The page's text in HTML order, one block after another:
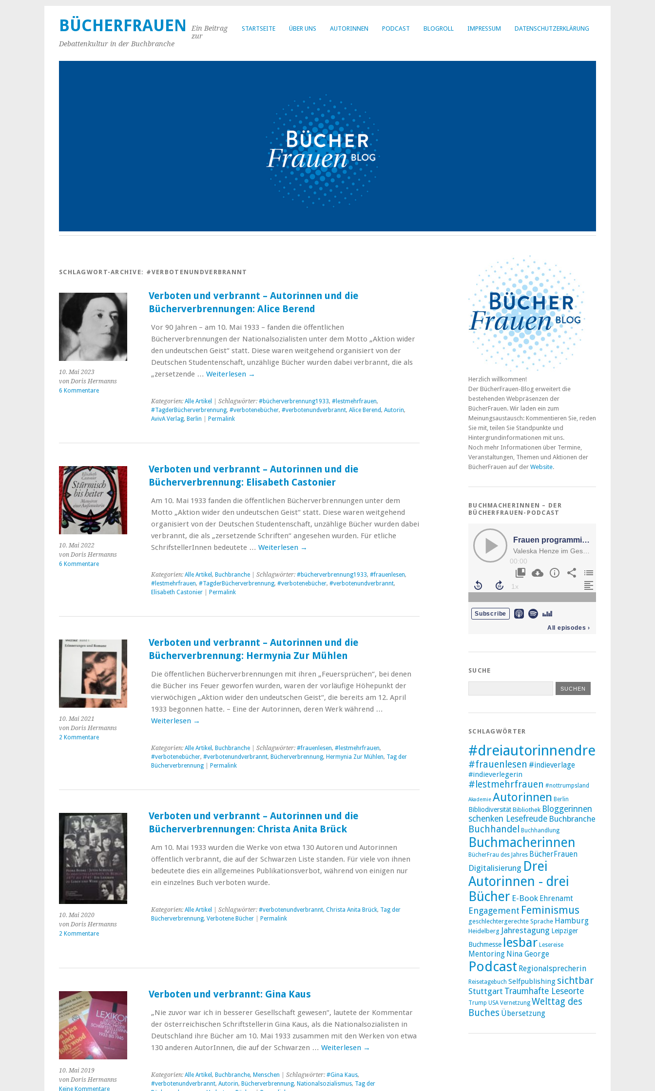
STARTSEITE ÜBER UNS AUTORINNEN PODCAST BLOGROLL IMPRESSUM DATENSCHUTZERKLÄRUNG
BÜCHERFRAUEN
Ein Beitrag
zur
Debattenkultur in der Buchbranche
SCHLAGWORT-ARCHIVE: #VERBOTENUNDVERBRANNT
10. Mai 2023
von Doris Hermanns
6 Kommentare
Verboten und verbrannt – Autorinnen und die
Bücherverbrennungen: Alice Berend
Vor 90 Jahren – am 10. Mai 1933 – fanden die öffentlichen
Bücherverbrennungen der Nationalsozialisten unter dem Motto „Aktion wider
den undeutschen Geist“ statt. Diese waren weitgehend organisiert von der
Deutschen Studentenschaft, unzählige Bücher wurden dabei verbrannt, die als
„zersetzende … Weiterlesen →
Kategorien: Alle Artikel | Schlagwörter: #bücherverbrennung1933, #lestmehrfrauen,
#TagderBücherverbrennung, #verbotenebücher, #verbotenundverbrannt, Alice Berend, Autorin,
AvivA Verlag, Berlin Permalink
10. Mai 2022
von Doris Hermanns
6 Kommentare
Verboten und verbrannt – Autorinnen und die
Bücherverbrennung: Elisabeth Castonier
Am 10. Mai 1933 fanden die öffentlichen Bücherverbrennungen unter dem
Motto „Aktion wider den undeutschen Geist“ statt. Diese waren weitgehend
organisiert von der Deutschen Studentenschaft, unzählige Bücher wurden dabei
verbrannt, die als „zersetzende Schriften“ angesehen wurden. Für etliche
SchrifstellerInnen bedeutete … Weiterlesen →
Kategorien: Alle Artikel , Buchbranche| Schlagwörter: #bücherverbrennung1933, #frauenlesen,
#lestmehrfrauen, #TagderBücherverbrennung, #verbotenebücher, #verbotenundverbrannt,
Elisabeth Castonier| Permalink
10. Mai 2021
von Doris Hermanns
2 Kommentare
Verboten und verbrannt – Autorinnen und die
Bücherverbrennung: Hermynia Zur Mühlen
Die öffentlichen Bücherverbrennungen mit ihren „Feuersprüchen“, bei denen
die Bücher ins Feuer geworfen wurden, waren der vorläufige Höhepunkt der
vierwöchigen „Aktion wider den undeutschen Geist“, die bereits am 12. April
1933 begonnen hatte. – Eine der Autorinnen, deren Werk während …
Weiterlesen →
Kategorien: Alle Artikel , Buchbranche| Schlagwörter: #frauenlesen, #lestmehrfrauen,
#verbotenebücher, #verbotenundverbrannt, Bücherverbrennung, Hermynia Zur Mühlen, Tag der
Bücherverbrennung| Permalink
10. Mai 2020
von Doris Hermanns
2 Kommentare
Verboten und verbrannt – Autorinnen und die
Bücherverbrennungen: Christa Anita Brück
Am 10. Mai 1933 wurden die Werke von etwa 130 Autoren und Autorinnen
öffentlich verbrannt, die auf der Schwarzen Liste standen. Für viele von ihnen
bedeutete dies ein allgemeines Publikationsverbot, während von einigen nur
ein einzelnes Buch verboten wurde.
Kategorien: Alle Artikel | Schlagwörter: #verbotenundverbrannt, Christa Anita Brück, Tag der
Bücherverbrennung, Verbotene Bücher| Permalink
10. Mai 2019
von Doris Hermanns
Keine Kommentare
Verboten und verbrannt: Gina Kaus
„Nie zuvor war ich in besserer Gesellschaft gewesen“, lautete der Kommentar
der österreichischen Schriftstellerin Gina Kaus, als die Nationalsozialisten in
Deutschland ihre Bücher am 10. Mai 1933 zusammen mit den Werken von etwa
130 anderen AutorInnen, die auf der Schwarzen … Weiterlesen →
Kategorien: Alle Artikel , Buchbranche, Menschen | Schlagwörter: #Gina Kaus,
#verbotenundverbrannt, Autorin, Bücherverbrennung, Nationalsozialismus, Tag der
Herzlich willkommen!
Der BücherFrauen-Blog erweitert die
bestehenden Webpräsenzen der
BücherFrauen. Wir laden ein zum
Meinungsaustausch: Kommentieren Sie, reden
Sie mit, teilen Sie Standpunkte und
Hintergrundinformationen mit uns.
Noch mehr Informationen über Termine,
Veranstaltungen, Themen und Aktionen der
BücherFrauen auf der Website.
BUCHMACHERINNEN – DER
BÜCHERFRAUEN-PODCAST
SUCHE
SCHLAGWÖRTER
#dreiautorinnendreibücher
#frauenlesen #indieverlage
#indieverlegerin
#lestmehrfrauen #nottrumpsland
Akademie Autorinnen Berlin
Bibliodiversität Bibliothek Bloggerinnen
schenken Lesefreude Buchbranche
Buchhandel Buchhandlung
Buchmacherinnen
BücherFrau des Jahres BücherFrauen
Digitalisierung Drei
Autorinnen - drei
Bücher E-Book Ehrenamt
Engagement Feminismus
geschlechtergerechte Sprache Hamburg
Heidelberg Jahrestagung Leipziger
Buchmesse lesbar Lesereise
Mentoring Nina George
Podcast Regionalsprecherin
Reisetagebuch Selfpublishing sichtbar
Stuttgart Traumhafte Leseorte
Trump USA Vernetzung Welttag des
Buches Übersetzung